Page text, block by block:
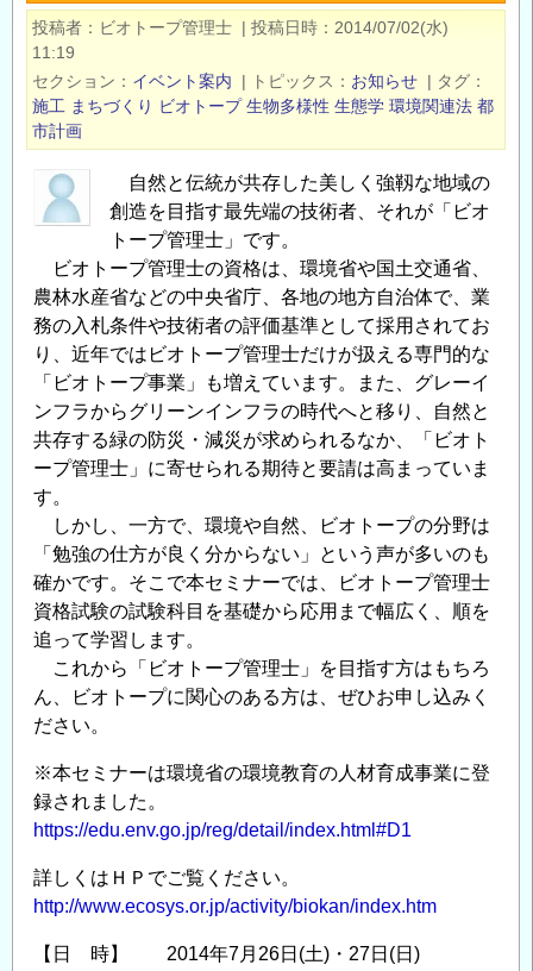
ラ
ム
か
わ
っ
い
く
都
市
-
東
京・
北
京・
ニ
ュ
ー
ヨ
ー
ク
投稿者 ビオトープ管理士 | 投稿日時
2014/07/02(水)
11:19
セクション
イベント案内 | トピックス お知らせ | タグ
施工 まちづくり ビオトープ 生物多様性 生態学 環境関連法 都
市計画
自然と伝統が共存した美しく強靱な地域の
創造を目指す最先端の技術者、それが「ビオ
トープ管理士」です。
ビオトープ管理士の資格は、環境省や国土交通省、
農林水産省などの中央省庁、各地の地方自治体で、業
務の入札条件や技術者の評価基準として採用されてお
り、近年ではビオトープ管理士だけが扱える専門的な
「ビオトープ事業」も増えています。また、グレーイ
ンフラからグリーンインフラの時代へと移り、自然と
共存する緑の防災・減災が求められるなか、「ビオト
ープ管理士」に寄せられる期待と要請は高まっていま
す。
しかし、一方で、環境や自然、ビオトープの分野は
「勉強の仕方が良く分からない」という声が多いのも
確かです。そこで本セミナーでは、ビオトープ管理士
資格試験の試験科目を基礎から応用まで幅広く、順を
追って学習します。
これから「ビオトープ管理士」を目指す方はもちろ
ん、ビオトープに関心のある方は、ぜひお申し込みく
ださい。
※本セミナーは環境省の環境教育の人材育成事業に登
録されました。
https://edu.env.go.jp/reg/detail/index.html#D1
詳しくはＨＰでご覧ください。
http://www.ecosys.or.jp/activity/biokan/index.htm
【日 時】 2014年7月26日(土)・27日(日)